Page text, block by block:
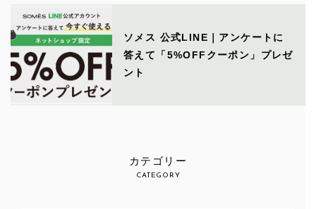
ソメス 公式LINE｜アンケートに
答えて「5%OFFクーポン」プレゼ
ント
カテゴリー
CATEGORY